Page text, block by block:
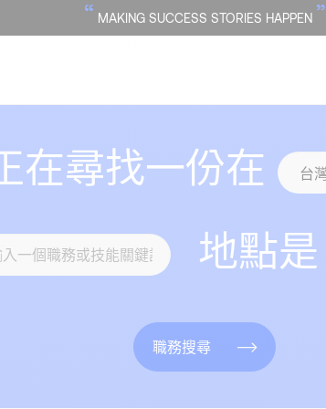
“ MAKING SUCCESS STORIES HAPPEN ”
在尋找一份在
地點是
職務搜尋